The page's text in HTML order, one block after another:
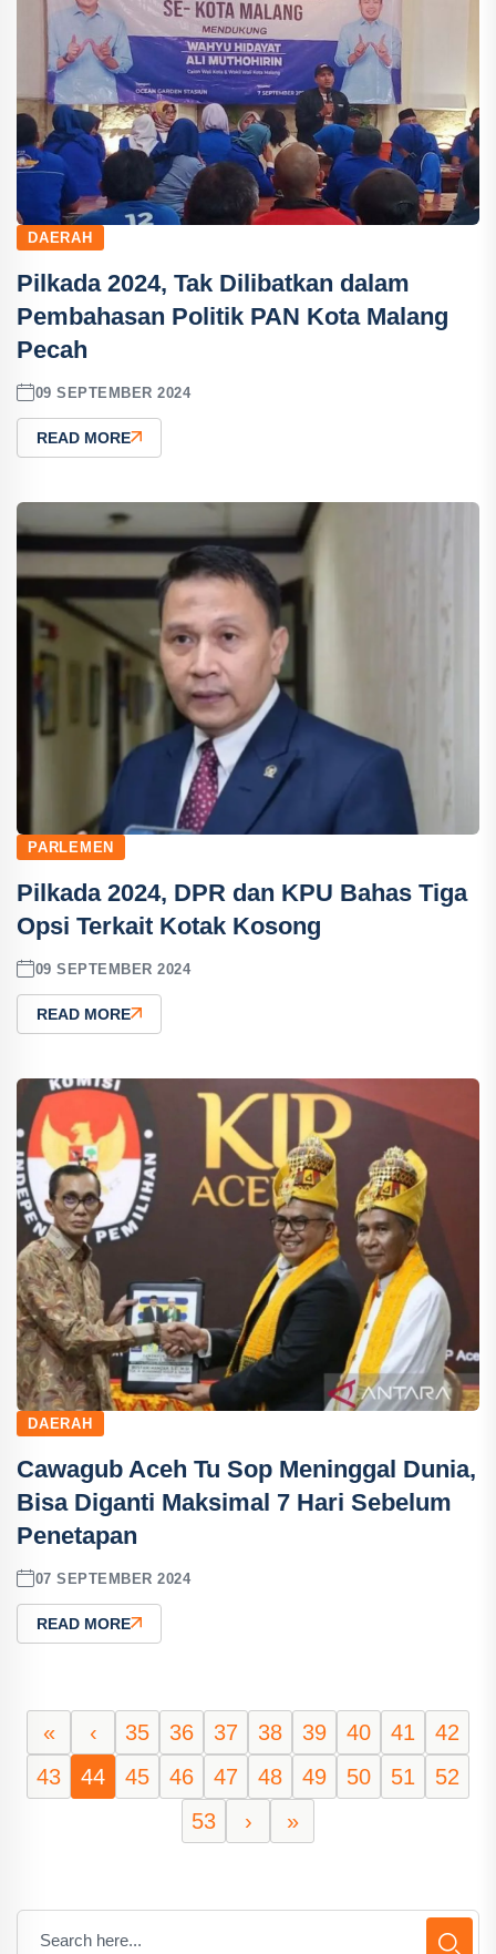
DAERAH
Pilkada 2024, Tak Dilibatkan dalam
Pembahasan Politik PAN Kota Malang
Pecah
09 SEPTEMBER 2024
READ MORE
PARLEMEN
Pilkada 2024, DPR dan KPU Bahas Tiga
Opsi Terkait Kotak Kosong
09 SEPTEMBER 2024
READ MORE
DAERAH
Cawagub Aceh Tu Sop Meninggal Dunia,
Bisa Diganti Maksimal 7 Hari Sebelum
Penetapan
07 SEPTEMBER 2024
READ MORE
« ‹ 35 36 37 38 39 40 41
42
43
44 45 46 47 48 49 50 51
52
53
› »